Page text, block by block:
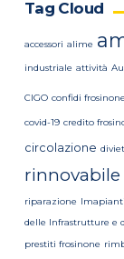
Tag Cloud
accessori alime
industriale attività
CIGO confidi frosinone
covid-19 credito
circolazione
rinnovabile
riparazione
delle Infrastrutture e
prestiti frosinone